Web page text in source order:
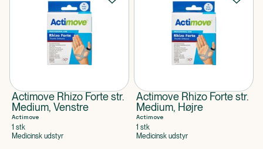
Actimove Rhizo Forte str.
Medium, Venstre
Actimove
1 stk
Medicinsk udstyr
Actimove Rhizo Forte str.
Medium, Højre
Actimove
1 stk
Medicinsk udstyr